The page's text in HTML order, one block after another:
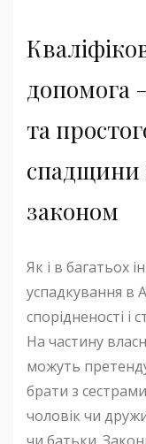
допомога
та
спадщини
законом
Як і в багатьох
успадкування в
спорідненості і
На частину
можуть
брати з
чоловік чи